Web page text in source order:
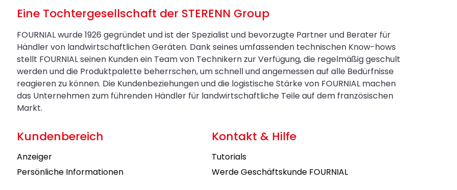
Eine Tochtergesellschaft der STERENN Group
FOURNIAL wurde 1926 gegründet und ist der Spezialist und bevorzugte Partner und Berater für
Händler von landwirtschaftlichen Geräten. Dank seines umfassenden technischen Know-hows
stellt FOURNIAL seinen Kunden ein Team von Technikern zur Verfügung, die regelmäßig geschult
werden und die Produktpalette beherrschen, um schnell und angemessen auf alle Bedürfnisse
reagieren zu können. Die Kundenbeziehungen und die logistische Stärke von FOURNIAL machen
das Unternehmen zum führenden Händler für landwirtschaftliche Teile auf dem französischen
Markt.
Kundenbereich
Anzeiger
Persönliche Informationen
Kontakt & Hilfe
Tutorials
Werde Geschäftskunde FOURNIAL